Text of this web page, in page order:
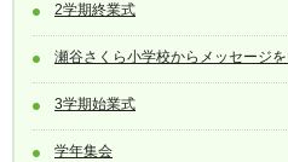
2学期終業式
瀬谷さくら小学校からメッセージ
3学期始業式
学年集会